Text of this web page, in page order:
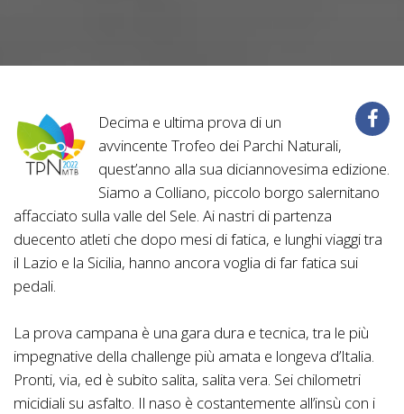
Decima e ultima prova di un
avvincente Trofeo dei Parchi Naturali,
quest’anno alla sua diciannovesima edizione.
Siamo a Colliano, piccolo borgo salernitano
affacciato sulla valle del Sele. Ai nastri di partenza
duecento atleti che dopo mesi di fatica, e lunghi viaggi tra
il Lazio e la Sicilia, hanno ancora voglia di far fatica sui
pedali.
La prova campana è una gara dura e tecnica, tra le più
impegnative della challenge più amata e longeva d’Italia.
Pronti, via, ed è subito salita, salita vera. Sei chilometri
micidiali su asfalto. Il naso è costantemente all’insù con i